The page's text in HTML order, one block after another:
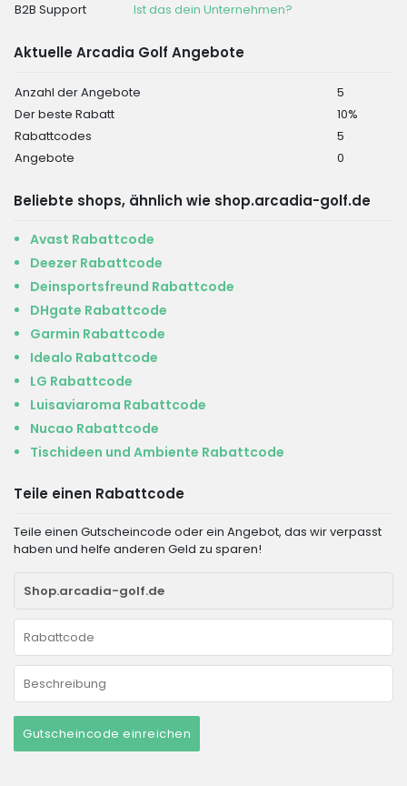
B2B Support
Ist das dein Unternehmen?
Aktuelle Arcadia Golf Angebote
Anzahl der Angebote
5
Der beste Rabatt
10%
Rabattcodes
5
Angebote
0
Beliebte shops, ähnlich wie shop.arcadia-golf.de
Avast Rabattcode
Deezer Rabattcode
Deinsportsfreund Rabattcode
DHgate Rabattcode
Garmin Rabattcode
Idealo Rabattcode
LG Rabattcode
Luisaviaroma Rabattcode
Nucao Rabattcode
Tischideen und Ambiente Rabattcode
Teile einen Rabattcode
Teile einen Gutscheincode oder ein Angebot, das wir verpasst
haben und helfe anderen Geld zu sparen!
Gutscheincode einreichen